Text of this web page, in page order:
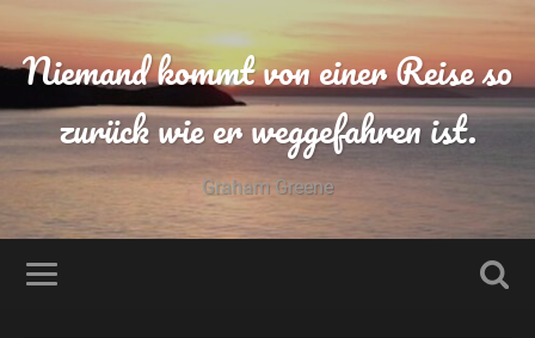
Niemand kommt von einer Reise so
zurück wie er weggefahren ist.
Graham Greene